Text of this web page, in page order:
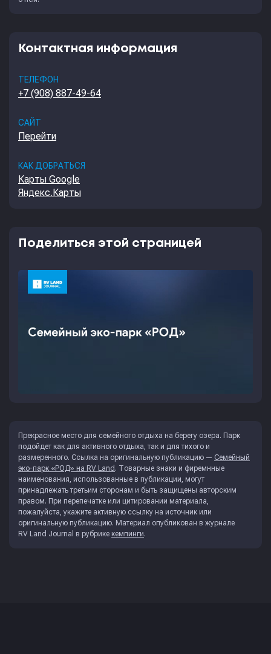
Контактная информация
ТЕЛЕФОН
+7 (908) 887-49-64
САЙТ
Перейти
КАК ДОБРАТЬСЯ
Карты Google
Яндекс.Карты
Поделиться этой страницей
Прекрасное место для семейного отдыха на берегу озера. Парк
подойдет как для активного отдыха, так и для тихого и
размеренного. Ссылка на оригинальную публикацию — Семейный
эко-парк «РОД» на RV Land . Товарные знаки и фиремнные
наименования, использованные в публикации, могут
принадлежать третьим сторонам и быть защищены авторским
правом. При перепечатке или цитировании материала,
пожалуйста, укажите активную ссылку на источник или
оригинальную публикацию. Материал опубликован в журнале
RV Land Journal в рубрике кемпинги.